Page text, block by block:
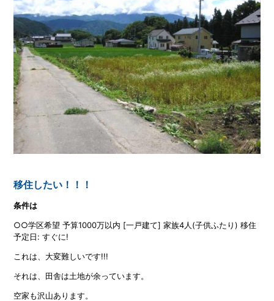
移住したい！！！
条件は
○○学区希望 予算1000万以内 [一戸建て] 家族4人(子供ふたり) 移住
予定日: すぐに!
これは、大変難しいです!!!
それは、田舎は土地が余っています。
空家も沢山あります。